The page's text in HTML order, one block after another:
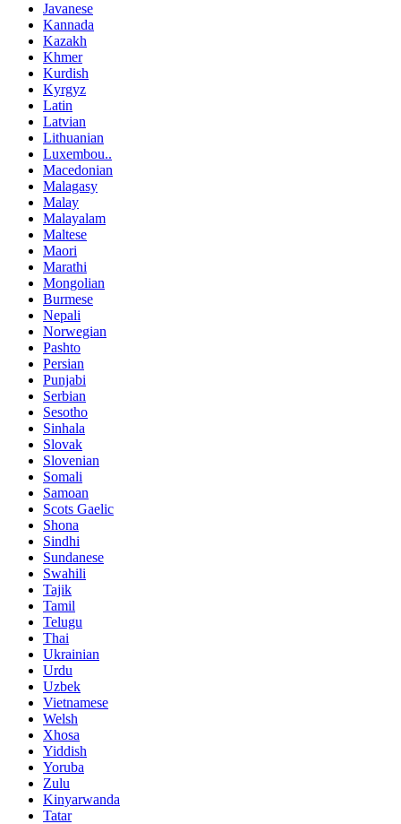
Javanese
Kannada
Kazakh
Khmer
Kurdish
Kyrgyz
Latin
Latvian
Lithuanian
Luxembou..
Macedonian
Malagasy
Malay
Malayalam
Maltese
Maori
Marathi
Mongolian
Burmese
Nepali
Norwegian
Pashto
Persian
Punjabi
Serbian
Sesotho
Sinhala
Slovak
Slovenian
Somali
Samoan
Scots Gaelic
Shona
Sindhi
Sundanese
Swahili
Tajik
Tamil
Telugu
Thai
Ukrainian
Urdu
Uzbek
Vietnamese
Welsh
Xhosa
Yiddish
Yoruba
Zulu
Kinyarwanda
Tatar